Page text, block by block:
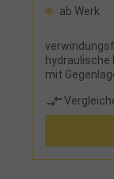
ab Werk
hydraulische
mit